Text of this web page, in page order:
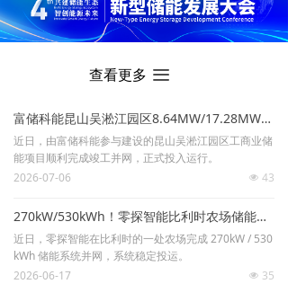
储能应用
储能技术
行业动态
企业动态
国际储能
数据统计
富储科能昆山吴淞江园区8.64MW/17.28MWh工商业储能项目顺利竣工并网
近日，由富储科能参与建设的昆山吴淞江园区工商业储
能项目顺利完成竣工并网，正式投入运行。
넶 43
2026-07-06
270kW/530kWh！零探智能比利时农场储能项目投运
近日，零探智能在比利时的一处农场完成 270kW / 530
kWh 储能系统并网，系统稳定投运。
넶 35
2026-06-17
끀
查看更多